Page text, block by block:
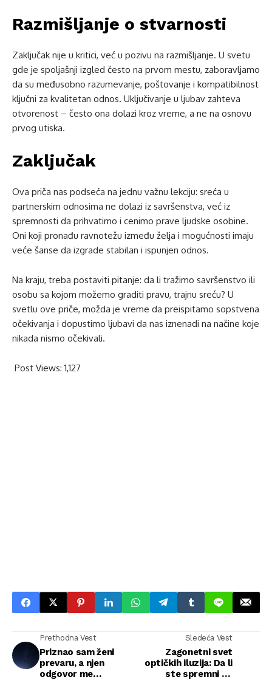
Razmišljanje o stvarnosti
Zaključak nije u kritici, već u pozivu na razmišljanje. U svetu
gde je spoljašnji izgled često na prvom mestu, zaboravljamo
da su međusobno razumevanje, poštovanje i kompatibilnost
ključni za kvalitetan odnos. Uključivanje u ljubav zahteva
otvorenost – često ona dolazi kroz vreme, a ne na osnovu
prvog utiska.
Zaključak
Ova priča nas podseća na jednu važnu lekciju: sreća u
partnerskim odnosima ne dolazi iz savršenstva, već iz
spremnosti da prihvatimo i cenimo prave ljudske osobine.
Oni koji pronađu ravnotežu između želja i mogućnosti imaju
veće šanse da izgrade stabilan i ispunjen odnos.
Na kraju, treba postaviti pitanje: da li tražimo savršenstvo ili
osobu sa kojom možemo graditi pravu, trajnu sreću? U
svetlu ove priče, možda je vreme da preispitamo sopstvena
očekivanja i dopustimo ljubavi da nas iznenadi na načine koje
nikada nismo očekivali.
Post Views: 1,127
Prethodna Vest
Priznao sam ženi
prevaru, a njen
odgovor me
Sledeća Vest
Zagonetni svet
optičkih iluzija: Da li
ste spremni da